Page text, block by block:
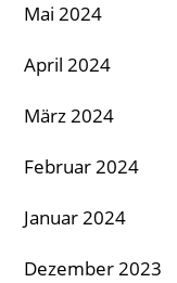
Mai 2024
April 2024
März 2024
Februar 2024
Januar 2024
Dezember 2023